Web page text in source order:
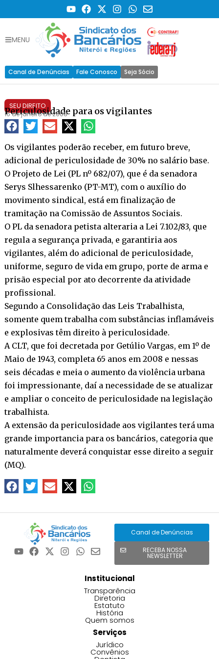
MENU
Canal de Denúncias Fale Conosco Seja Sócio
SEU DIREITO
Periculosidade para os vigilantes
16 de janeiro de 2008
Os vigilantes poderão receber, em futuro breve,
adicional de periculosidade de 30% no salário base.
O Projeto de Lei (PL nº 682/07), que é da senadora
Serys Slhessarenko (PT-MT), com o auxílio do
movimento sindical, está em finalização de
tramitação na Comissão de Assuntos Sociais.
O PL da senadora petista alteraria a Lei 7.102/83, que
regula a segurança privada, e garantiria aos
vigilantes, além do adicional de periculosidade,
uniforme, seguro de vida em grupo, porte de arma e
prisão especial por ato decorrente da atividade
profissional.
Segundo a Consolidação das Leis Trabalhista,
somente quem trabalha com substâncias inflamáveis
e explosivas têm direito à periculosidade.
A CLT, que foi decretada por Getúlio Vargas, em 1º de
Maio de 1943, completa 65 anos em 2008 e nessas
seis décadas e meia o aumento da violência urbana
foi impressionante, daí a necessidade de se atualizar
e ampliar o conceito de periculosidade na legislação
trabalhista.
A extensão da periculosidade aos vigilantes terá uma
grande importancia para os bancários, categoria que
naturalmente deverá conquistar esse direito a seguir
(MQ).
Canal de Denúncias
RECEBA NOSSA
NEWSLETTER
Institucional
Transparência
Diretoria
Estatuto
História
Quem somos
Serviços
Jurídico
Convênios